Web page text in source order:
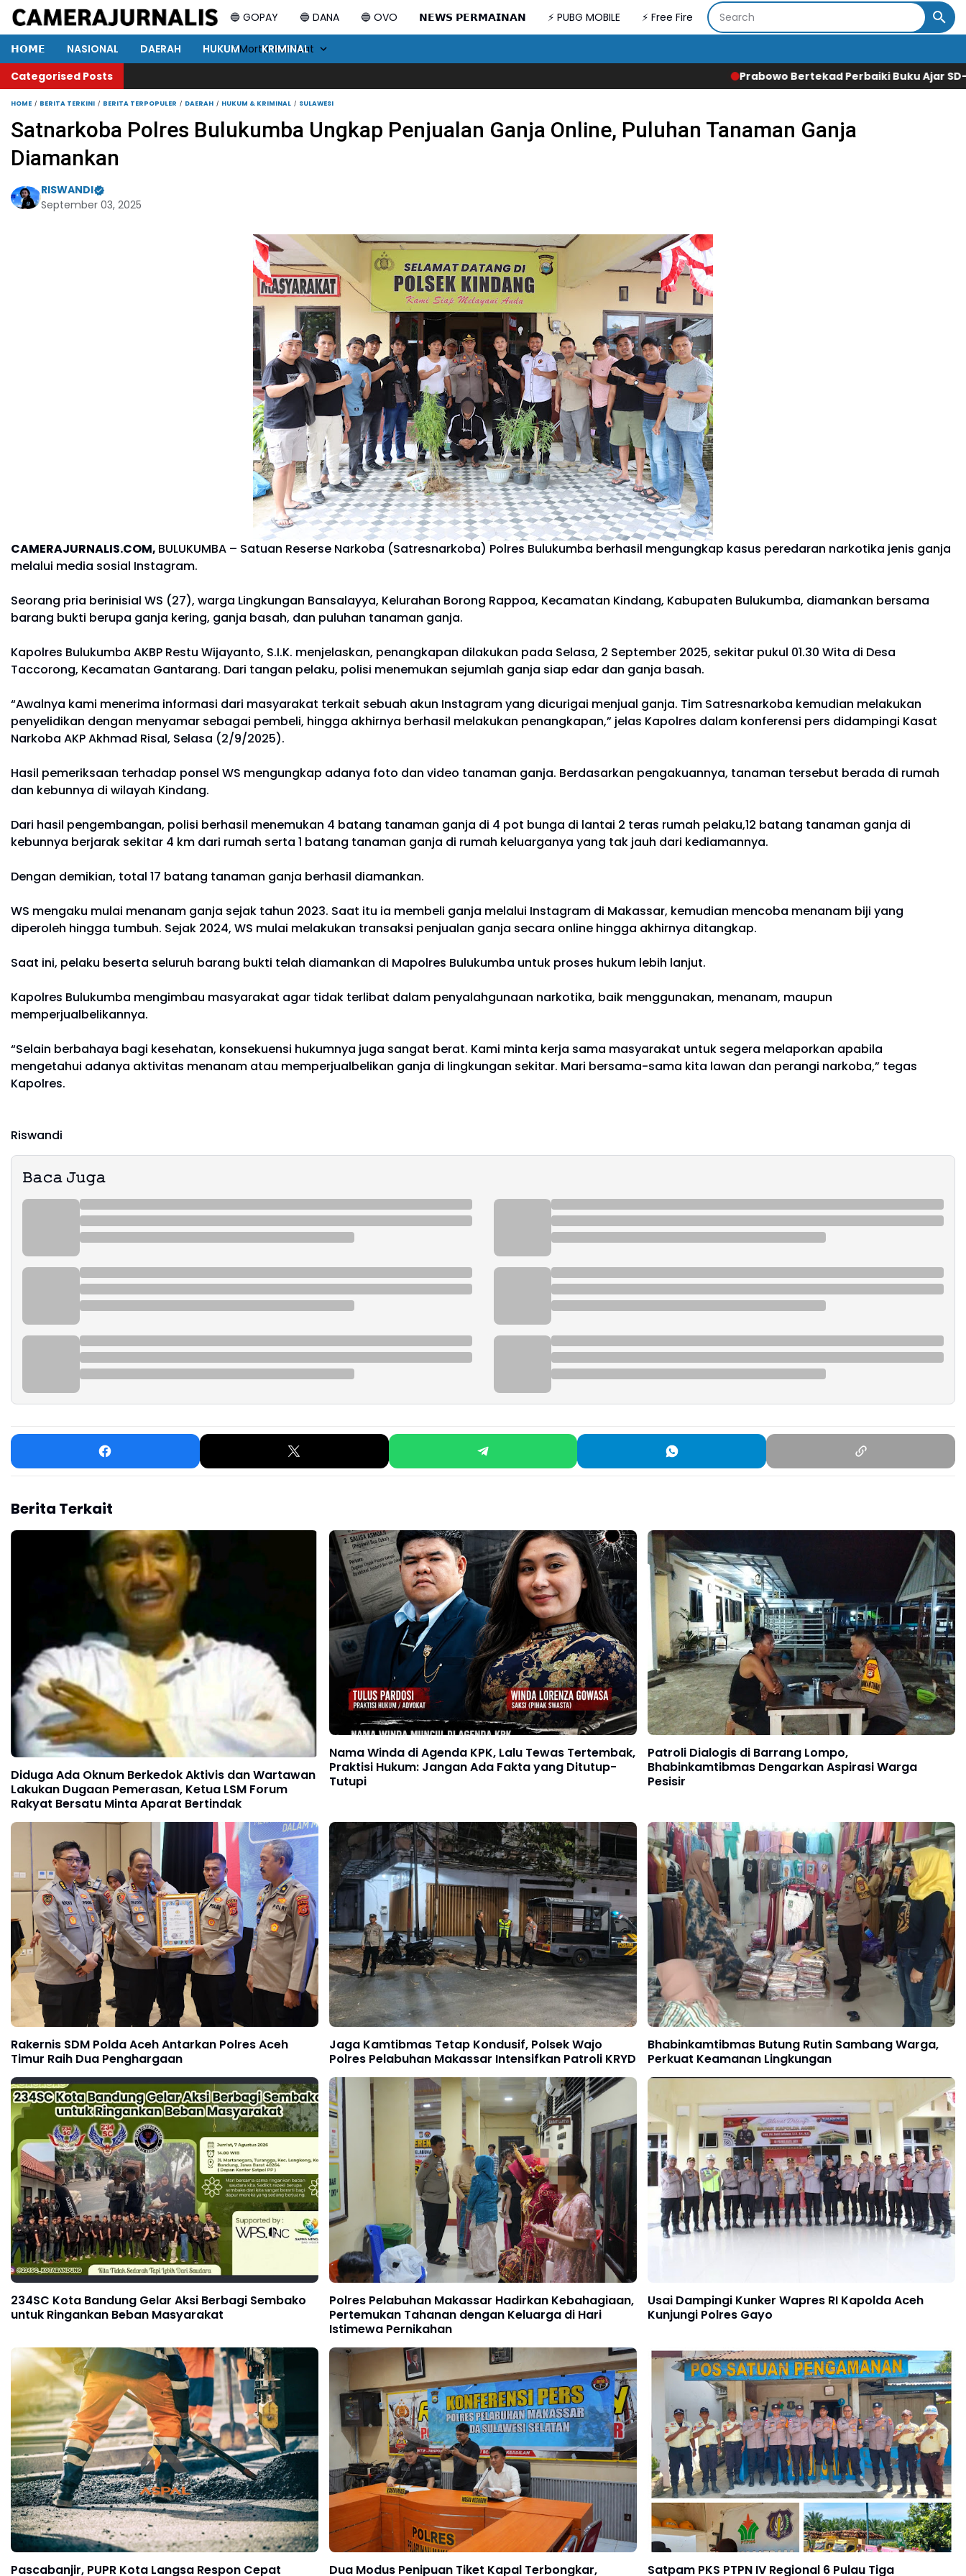
🔵 GOPAY 🔵 DANA 🔵 OVO 𝗡𝗘𝗪𝗦 𝗣𝗘𝗥𝗠𝗔𝗜𝗡𝗔𝗡 ⚡ PUBG MOBILE ⚡ Free Fire
⚡ Mortal Kombat
𝗛𝗢𝗠𝗘 NASIONAL DAERAH HUKUM
KRIMINAL
Categorised Posts
Prabowo Bertekad Perbaiki Buku Ajar SD-SMA, Jadikan Negara
HOME BERITA TERKINI BERITA TERPOPULER DAERAH HUKUM & KRIMINAL SULAWESI
Satnarkoba Polres Bulukumba Ungkap Penjualan Ganja Online, Puluhan Tanaman Ganja
Diamankan
RISWANDI
September 03, 2025
CAMERAJURNALIS.COM, BULUKUMBA – Satuan Reserse Narkoba (Satresnarkoba) Polres Bulukumba berhasil mengungkap kasus peredaran narkotika jenis ganja
melalui media sosial Instagram.
Seorang pria berinisial WS (27), warga Lingkungan Bansalayya, Kelurahan Borong Rappoa, Kecamatan Kindang, Kabupaten Bulukumba, diamankan bersama
barang bukti berupa ganja kering, ganja basah, dan puluhan tanaman ganja.
Kapolres Bulukumba AKBP Restu Wijayanto, S.I.K. menjelaskan, penangkapan dilakukan pada Selasa, 2 September 2025, sekitar pukul 01.30 Wita di Desa
Taccorong, Kecamatan Gantarang. Dari tangan pelaku, polisi menemukan sejumlah ganja siap edar dan ganja basah.
“Awalnya kami menerima informasi dari masyarakat terkait sebuah akun Instagram yang dicurigai menjual ganja. Tim Satresnarkoba kemudian melakukan
penyelidikan dengan menyamar sebagai pembeli, hingga akhirnya berhasil melakukan penangkapan,” jelas Kapolres dalam konferensi pers didampingi Kasat
Narkoba AKP Akhmad Risal, Selasa (2/9/2025).
Hasil pemeriksaan terhadap ponsel WS mengungkap adanya foto dan video tanaman ganja. Berdasarkan pengakuannya, tanaman tersebut berada di rumah
dan kebunnya di wilayah Kindang.
Dari hasil pengembangan, polisi berhasil menemukan 4 batang tanaman ganja di 4 pot bunga di lantai 2 teras rumah pelaku,12 batang tanaman ganja di
kebunnya berjarak sekitar 4 km dari rumah serta 1 batang tanaman ganja di rumah keluarganya yang tak jauh dari kediamannya.
Dengan demikian, total 17 batang tanaman ganja berhasil diamankan.
WS mengaku mulai menanam ganja sejak tahun 2023. Saat itu ia membeli ganja melalui Instagram di Makassar, kemudian mencoba menanam biji yang
diperoleh hingga tumbuh. Sejak 2024, WS mulai melakukan transaksi penjualan ganja secara online hingga akhirnya ditangkap.
Saat ini, pelaku beserta seluruh barang bukti telah diamankan di Mapolres Bulukumba untuk proses hukum lebih lanjut.
Kapolres Bulukumba mengimbau masyarakat agar tidak terlibat dalam penyalahgunaan narkotika, baik menggunakan, menanam, maupun
memperjualbelikannya.
“Selain berbahaya bagi kesehatan, konsekuensi hukumnya juga sangat berat. Kami minta kerja sama masyarakat untuk segera melaporkan apabila
mengetahui adanya aktivitas menanam atau memperjualbelikan ganja di lingkungan sekitar. Mari bersama-sama kita lawan dan perangi narkoba,” tegas
Kapolres.
Riswandi
𝙱𝚊𝚌𝚊 𝙹𝚞𝚐𝚊
Berita Terkait
Diduga Ada Oknum Berkedok Aktivis dan Wartawan
Lakukan Dugaan Pemerasan, Ketua LSM Forum
Rakyat Bersatu Minta Aparat Bertindak
Nama Winda di Agenda KPK, Lalu Tewas Tertembak,
Praktisi Hukum: Jangan Ada Fakta yang Ditutup-
Tutupi
Patroli Dialogis di Barrang Lompo,
Bhabinkamtibmas Dengarkan Aspirasi Warga
Pesisir
Rakernis SDM Polda Aceh Antarkan Polres Aceh
Timur Raih Dua Penghargaan
Jaga Kamtibmas Tetap Kondusif, Polsek Wajo
Polres Pelabuhan Makassar Intensifkan Patroli KRYD
Bhabinkamtibmas Butung Rutin Sambang Warga,
Perkuat Keamanan Lingkungan
234SC Kota Bandung Gelar Aksi Berbagi Sembako
untuk Ringankan Beban Masyarakat
Polres Pelabuhan Makassar Hadirkan Kebahagiaan,
Pertemukan Tahanan dengan Keluarga di Hari
Istimewa Pernikahan
Usai Dampingi Kunker Wapres RI Kapolda Aceh
Kunjungi Polres Gayo
Pascabanjir, PUPR Kota Langsa Respon Cepat
Dua Modus Penipuan Tiket Kapal Terbongkar,
Satpam PKS PTPN IV Regional 6 Pulau Tiga